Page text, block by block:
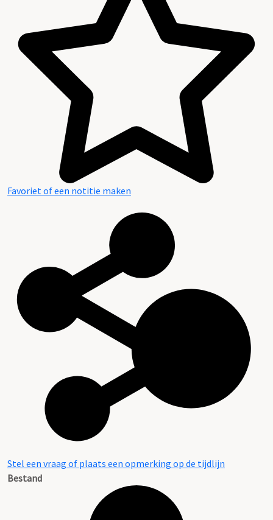
Favoriet of een notitie maken
Stel een vraag of plaats een opmerking op de tijdlijn
Bestand